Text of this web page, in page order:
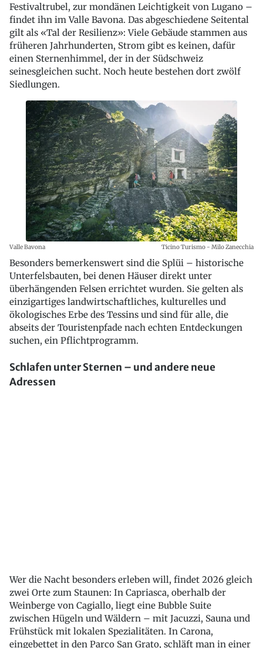
Festivaltrubel, zur mondänen Leichtigkeit von Lugano –
findet ihn im Valle Bavona. Das abgeschiedene Seitental
gilt als «Tal der Resilienz»: Viele Gebäude stammen aus
früheren Jahrhunderten, Strom gibt es keinen, dafür
einen Sternenhimmel, der in der Südschweiz
seinesgleichen sucht. Noch heute bestehen dort zwölf
Siedlungen.
Valle Bavona Ticino Turismo - Milo Zanecchia
Besonders bemerkenswert sind die Splüi – historische
Unterfelsbauten, bei denen Häuser direkt unter
überhängenden Felsen errichtet wurden. Sie gelten als
einzigartiges landwirtschaftliches, kulturelles und
ökologisches Erbe des Tessins und sind für alle, die
abseits der Touristenpfade nach echten Entdeckungen
suchen, ein Pflichtprogramm.
Schlafen unter Sternen – und andere neue
Adressen
Wer die Nacht besonders erleben will, findet 2026 gleich
zwei Orte zum Staunen: In Capriasca, oberhalb der
Weinberge von Cagiallo, liegt eine Bubble Suite
zwischen Hügeln und Wäldern – mit Jacuzzi, Sauna und
Frühstück mit lokalen Spezialitäten. In Carona,
eingebettet in den Parco San Grato, schläft man in einer